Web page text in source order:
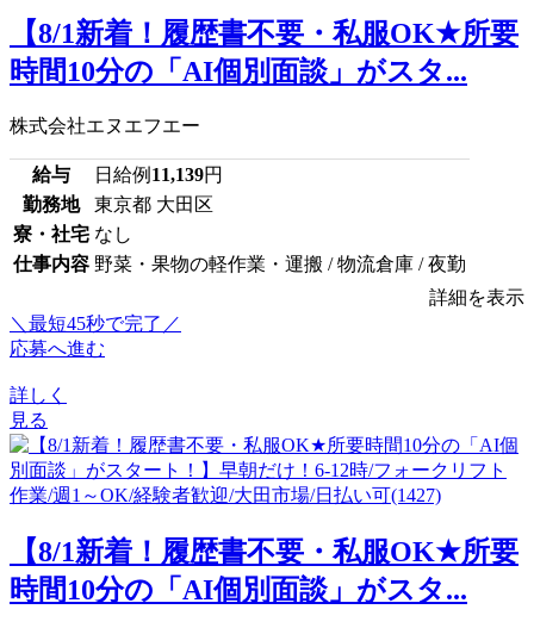
【8/1新着！履歴書不要・私服OK★所要
時間10分の「AI個別面談」がスタ...
株式会社エヌエフエー
給与 日給例 11,139円
勤務地
東京都 大田区
寮・社宅 なし
仕事内容 野菜・果物の軽作業・運搬 / 物流倉庫 / 夜勤
詳細を表示
＼最短45秒で完了／
応募へ進む
詳しく
見る
【8/1新着！履歴書不要・私服OK★所要
時間10分の「AI個別面談」がスタ...